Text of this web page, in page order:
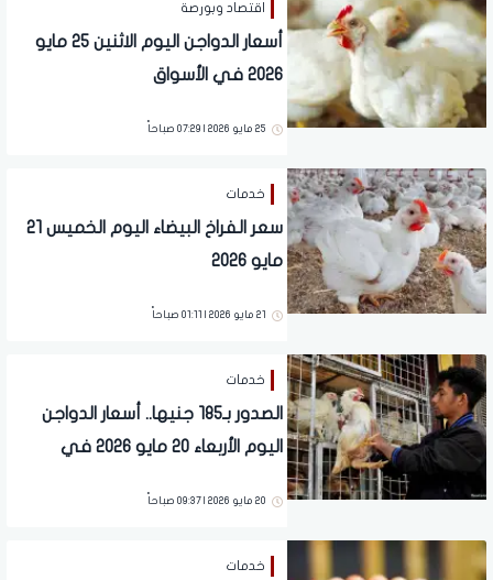
اقتصاد وبورصة
أسعار الدواجن اليوم الاثنين 25 مايو
2026 في الأسواق
25 مايو 2026 | 07:29 صباحاً
خدمات
سعر الفراخ البيضاء اليوم الخميس 21
مايو 2026
21 مايو 2026 | 01:11 صباحاً
خدمات
الصدور بـ185 جنيها.. أسعار الدواجن
اليوم الأربعاء 20 مايو 2026 في
20 مايو 2026 | 09:37 صباحاً
خدمات